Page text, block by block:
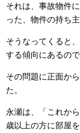
それは、事故物件
った、物件の持ち
そうなってくると
する傾向にあるので
その問題に正面か
た。
永瀬は、「これか
歳以上の方に部屋